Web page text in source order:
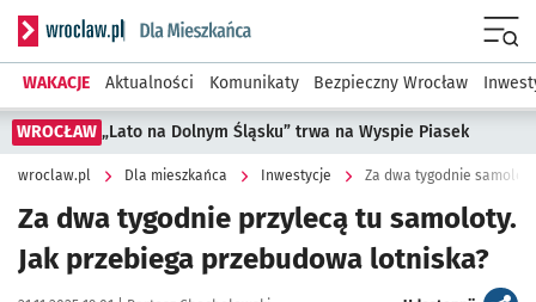
Serwis informacyjny wroclaw.pl podserwis: Dla mieszkańca
WAKACJE Aktualności Komunikaty Bezpieczny Wrocław
WROCŁAW „Lato na Dolnym Śląsku” trwa na Wyspie Piasek
wroclaw.pl Dla mieszkańca Inwestycje Za dwa tygodnie
Za dwa tygodnie przylecą tu samoloty.
Jak przebiega przebudowa lotniska?